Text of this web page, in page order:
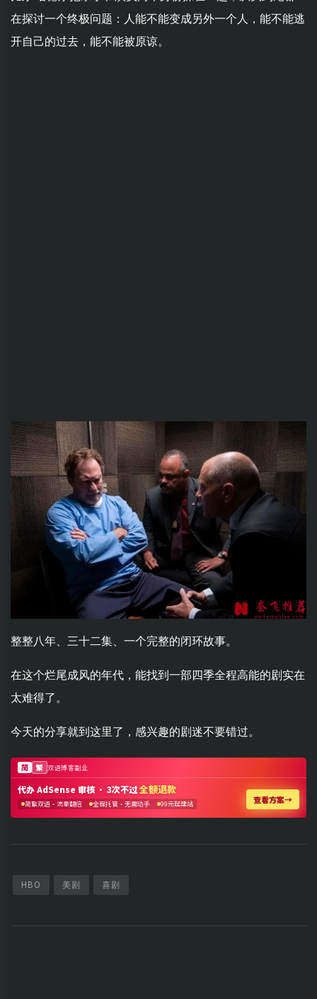
在探讨一个终极问题：人能不能变成另外一个人，能不能逃
开自己的过去，能不能被原谅。
整整八年、三十二集、一个完整的闭环故事。
在这个烂尾成风的年代，能找到一部四季全程高能的剧实在
太难得了。
今天的分享就到这里了，感兴趣的剧迷不要错过。
HBO 美剧 喜剧